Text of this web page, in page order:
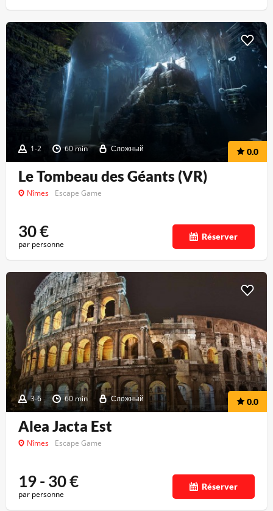
1-2 60 min Сложный 0.0
Le Tombeau des Géants (VR)
Nîmes Escape Game
30€
par personne
Réserver
3-6 60 min Сложный 0.0
Alea Jacta Est
Nîmes Escape Game
19 - 30€
par personne
Réserver